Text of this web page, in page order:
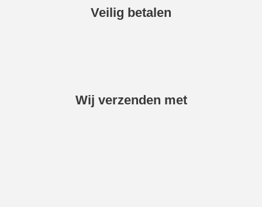
Veilig betalen
Wij verzenden met